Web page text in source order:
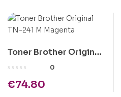
Toner Brother Original
TN-241 M Magenta
0
€74.80